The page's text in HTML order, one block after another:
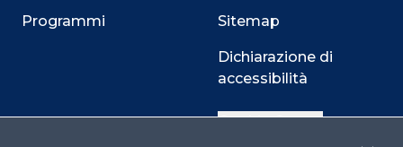
Programmi Sitemap
Dichiarazione di
accessibilità
Cookie Center